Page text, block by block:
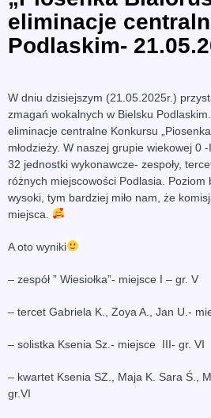
eliminacje
Podlaskim-
W dniu dzisiejszym (21.05.2025r.)
zmagań wokalnych w Bielsku
eliminacje centralne Konkursu
młodzieży. W naszej grupie wiekowej 0
32 jednostki wykonawcze- zespoły,
różnych miejscowości Podlasia. Poziom
wysoki, tym bardziej miło nam, że
miejsca.
A oto wyniki
– zespół ” Wiesiołka”- miejsce I – gr. V
– tercet Gabriela K., Zoya A., Jan U.-
– solistka Ksenia Sz.- miejsce III- gr. VI
– kwartet Ksenia SZ., Maja K. Sara Ś.,
gr.VI